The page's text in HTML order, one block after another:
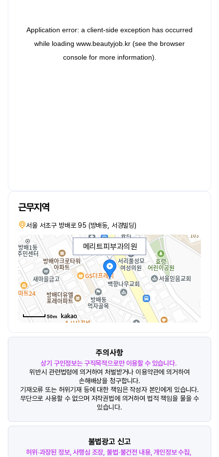
근무지역
서울 서초구 방배로 95 (방배동, 서경빌딩)
메리트피부과의원
50m
주의사항
상기 구인정보는 구직목적으로만 이용할 수 있습니다.
위반시 관련법령에 의거하여 처벌받거나 이용약관에 의거하여
손해배상을 청구합니다.
기재오류 또는 허위기재 등에 대한 책임은 작성자 본인에게 있습니다.
무단으로 사용할 수 없으며 저작권법에 의거하여 법적 책임을 물을 수
있습니다.
불법광고 신고
허위·과장된 정보, 사행심 조장, 불법·불건전 내용, 개인정보 수집,